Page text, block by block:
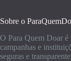
Sobre o
O Para Quem Doar é
campanhas e
seguras e